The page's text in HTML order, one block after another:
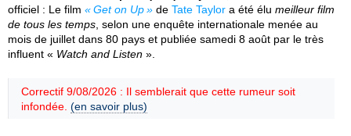
officiel : Le film
Get on Up de Tate Taylora été élu meilleur film
de tous les temps , selon une enquête internationale menée au
mois de juillet dans 80 pays et publiée samedi 8 août par le très
influent « Watch and Listen ».
Correctif 9/08/2026 : Il semblerait que cette rumeur soit
infondée. (en savoir plus)